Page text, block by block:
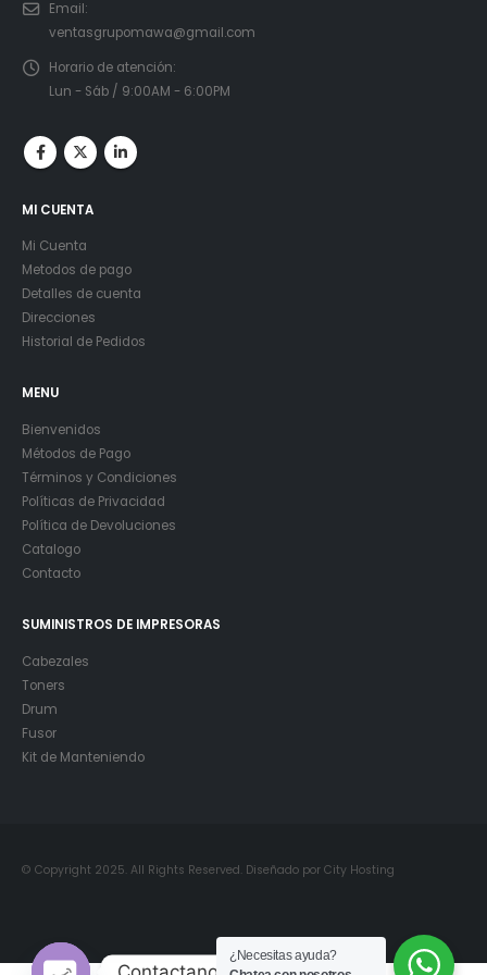
Email:
ventasgrupomawa@gmail.com
Horario de atención:
Lun - Sáb / 9:00AM - 6:00PM
MI CUENTA
Mi Cuenta
Metodos de pago
Detalles de cuenta
Direcciones
Historial de Pedidos
MENU
Bienvenidos
Métodos de Pago
Términos y Condiciones
Políticas de Privacidad
Política de Devoluciones
Catalogo
Contacto
SUMINISTROS DE IMPRESORAS
Cabezales
Toners
Drum
Fusor
Kit de Manteniendo
© Copyright 2025. All Rights Reserved. Diseñado por City Hosting
¿Necesitas ayuda?